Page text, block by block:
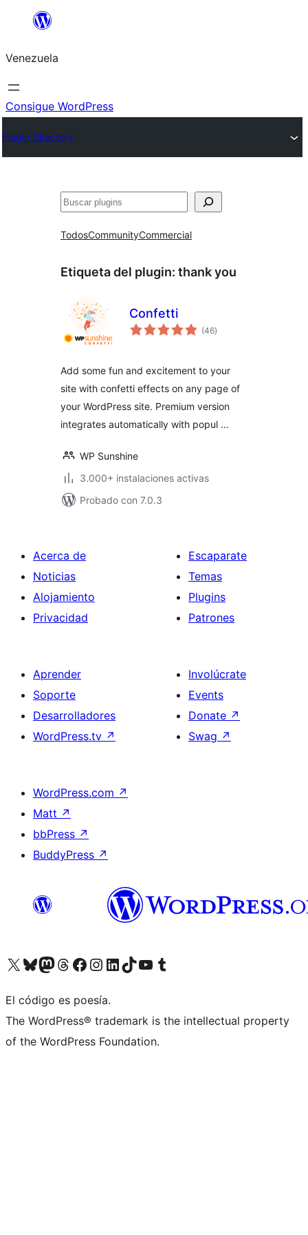
Saltar
contenido
Venezuela
Consigue WordPress
Plugin Directory
Buscar
TodosCommunityCommercial
Etiqueta del plugin: thank you
Confetti
(46total
de
)
Add some fun and excitement to your
site with confetti effects on any page of
your WordPress site. Premium version
integrates automatically with popul …
WP Sunshine
3.000+ instalaciones activas
Probado con 7.0.3
Acerca de
Noticias
Alojamiento
Privacidad
Escaparate
Temas
Plugins
Patrones
Aprender
Soporte
Desarrolladores
WordPress.tv ↗
Involúcrate
Events
Donate ↗
Swag ↗
WordPress.com ↗
Matt ↗
bbPress ↗
BuddyPress ↗
Visit our X (formerly Twitter) account
Visit our Bluesky account
Visit our Mastodon account
Visit our Threads account
Visita nuestra página de Facebook
Visita nuestra cuenta de Instagram
Visita nuestra cuenta de LinkedIn
Visit our TikTok account
Visita nuestro canal de YouTube
Visit our Tumblr account
El código es poesía.
The WordPress® trademark is the intellectual property
of the WordPress Foundation.